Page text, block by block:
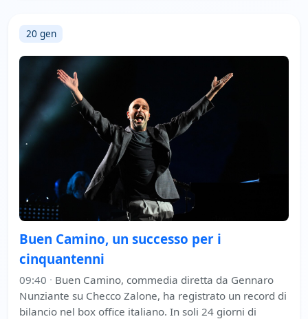
20 gen
Buen Camino, un successo per i
cinquantenni
09:40 · Buen Camino, commedia diretta da Gennaro
Nunziante su Checco Zalone, ha registrato un record di
bilancio nel box office italiano. In soli 24 giorni di